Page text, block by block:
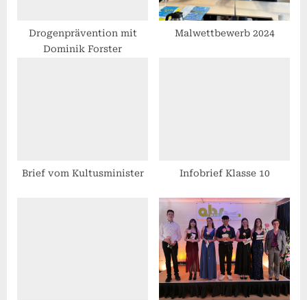
:Drogenprävention mit
Dominik Forster
Malwettbewerb 2024
Brief vom Kultusminister Infobrief Klasse 10